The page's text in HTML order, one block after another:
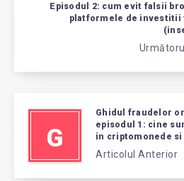
Episodul 2: cum evit falsii
platformele de investitii
G
Ghidul fraudelor
episodul 1: cine
in criptomonede si
Articolul Anterior